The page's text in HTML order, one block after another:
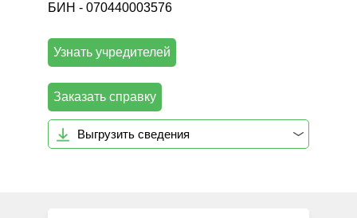
БИН - 070440003576
Узнать учредителей
Заказать справку
Выгрузить сведения